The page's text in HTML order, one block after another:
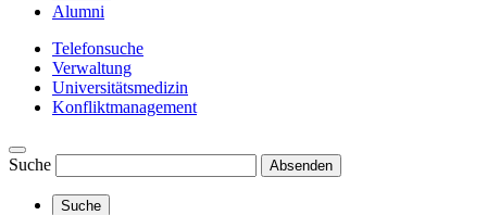
Alumni
Telefonsuche
Verwaltung
Universitätsmedizin
Konfliktmanagement
Suche Absenden
Suche